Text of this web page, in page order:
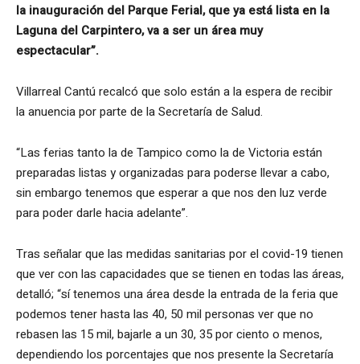
la inauguración del Parque Ferial, que ya está lista en la
Laguna del Carpintero, va a ser un área muy
espectacular”.
Villarreal Cantú recalcó que solo están a la espera de recibir
la anuencia por parte de la Secretaría de Salud.
“Las ferias tanto la de Tampico como la de Victoria están
preparadas listas y organizadas para poderse llevar a cabo,
sin embargo tenemos que esperar a que nos den luz verde
para poder darle hacia adelante”.
Tras señalar que las medidas sanitarias por el covid-19 tienen
que ver con las capacidades que se tienen en todas las áreas,
detalló; “sí tenemos una área desde la entrada de la feria que
podemos tener hasta las 40, 50 mil personas ver que no
rebasen las 15 mil, bajarle a un 30, 35 por ciento o menos,
dependiendo los porcentajes que nos presente la Secretaría